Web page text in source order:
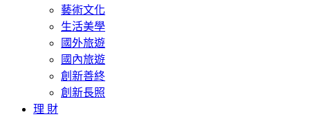
藝術文化
生活美學
國外旅遊
國內旅遊
創新善終
創新長照
理 財